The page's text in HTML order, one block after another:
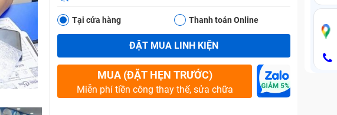
Bảo Hành One
Tại cửa hàng Thanh toán Online
ĐẶT MUA LINH KIỆN
MUA (ĐẶT HẸN TRƯỚC)
Miễn phí tiền công thay thế, sửa chữa